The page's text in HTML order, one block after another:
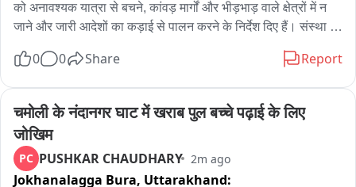
को अनावश्यक यात्रा से बचने, कांवड़ मार्गों और भीड़भाड़ वाले क्षेत्रों में न
जाने और जारी आदेशों का कड़ाई से पालन करने के निर्देश दिए हैं। संस्था के
आदेश में कहा गया है कि छात्र बाजार, जीटी रोड और उन सभी स्थानों पर
पर ही यात्रा करें और रेल यात्रा के दौरान केवल आरक्षित कोच में ही सफर
करें। आदेश में यह भी कहा गया है कि सभी छात्र दारुल उलूम से जारी
पहचान पत्र हर समय अपने पास रखें। सूर्यास्त के बाद बिना पहचान पत्र
किसी भी छात्र को परिसर में प्रवेश नहीं दिया जाएगा। इसके साथ ही उन्होंने
मल्टीमीडिया मोबाइल फोन का उपयोग करते पाए जाने पर निष्कासन की
0 0 Share Report
चमोली के नंदानगर घाट में खराब पुल बच्चे पढ़ाई के लिए
जोखिम
PC PUSHKAR CHAUDHARY 2m ago
Jokhanalagga Bura, Uttarakhand: